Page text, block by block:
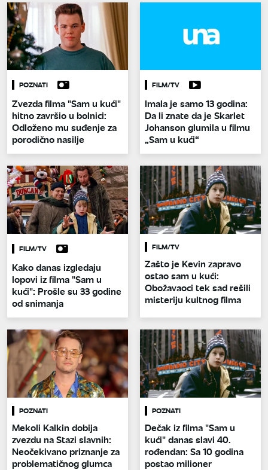
POZNATI
Zvezda filma "Sam u kući"
hitno završio u bolnici:
Odloženo mu suđenje za
porodično nasilje
FILM/TV
Imala je samo 13 godina:
Da li znate da je Skarlet
Johanson glumila u filmu
„Sam u kući“
FILM/TV
Kako danas izgledaju
lopovi iz filma "Sam u
kući": Prošle su 33 godine
od snimanja
FILM/TV
Zašto je Kevin zapravo
ostao sam u kući:
Obožavaoci tek sad rešili
misteriju kultnog filma
POZNATI
Mekoli Kalkin dobija
zvezdu na Stazi slavnih:
Neočekivano priznanje za
problematičnog glumca
POZNATI
Dečak iz filma "Sam u
kući" danas slavi 40.
rođendan: Sa 10 godina
postao milioner